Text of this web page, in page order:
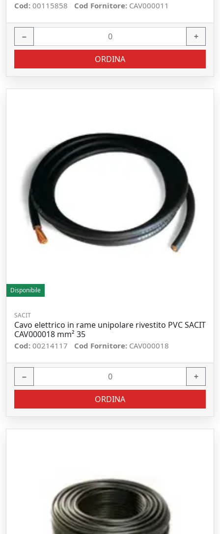
Cod: 00115858 Cod Fornitore: CAV000011
− +
ORDINA
Disponibile
SACIT
Cavo elettrico in rame unipolare rivestito PVC SACIT
CAV000018 mm² 35
Cod: 00214117 Cod Fornitore: CAV000018
− +
ORDINA